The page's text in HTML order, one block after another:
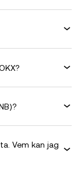
Vem kan jag